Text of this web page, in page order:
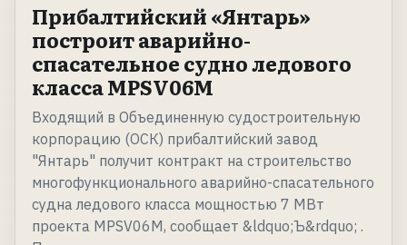
Прибалтийский «Янтарь»
построит аварийно-
спасательное судно ледового
класса MPSV06М
Входящий в Объединенную судостроительную
корпорацию (ОСК) прибалтийский завод
"Янтарь" получит контракт на строительство
многофункционального аварийно-спасательного
судна ледового класса мощностью 7 МВт
проекта MPSV06М, сообщает &ldquo;Ъ&rdquo; .